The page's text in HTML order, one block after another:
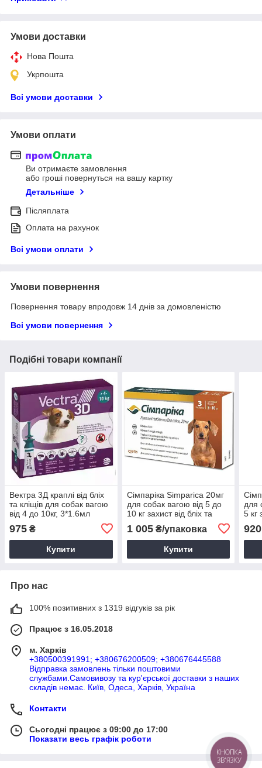
Умови доставки
Нова Пошта
Укрпошта
Всі умови доставки
Умови оплати
Ви отримаєте замовлення
або гроші повернуться на вашу картку
Детальніше
Післяплата
Оплата на рахунок
Всі умови оплати
Умови повернення
Повернення товару впродовж 14 днів за домовленістю
Всі умови повернення
Подібні товари компанії
Вектра 3Д краплі від бліх
та кліщів для собак вагою
від 4 до 10кг, 3*1.6мл
975 ₴
Купити
Сімпаріка Simparica 20мг
для собак вагою від 5 до
10 кг захист від бліх та
кліщів, упаковка (3 табл)
1 005₴/упаковка
Купити
для
5 кг
920
Про нас
100% позитивних з 1319 відгуків за рік
Працює з 16.05.2018
м. Харків
+380500391991; +380676200509; +380676445588
Відправка замовлень тільки поштовими
службами.Самовивозу та кур'єрської доставки з наших
складів немає. Київ, Одеса, Харків, Україна
Контакти
Сьогодні працює з 09:00 до 17:00
Показати весь графік роботи
КНОПКА
ЗВ'ЯЗКУ